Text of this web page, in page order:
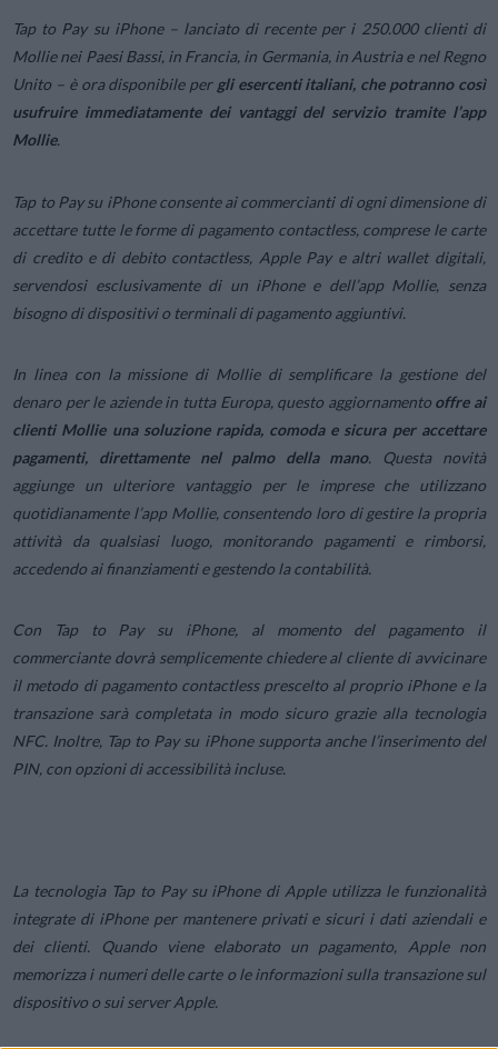
Tap to Pay su iPhone – lanciato di recente per i 250.000 clienti di
Mollie nei Paesi Bassi, in Francia, in Germania, in Austria e nel Regno
Unito – è ora disponibile per gli esercenti italiani, che potranno così
usufruire immediatamente dei vantaggi del servizio tramite l’app
Mollie.
Tap to Pay su iPhone consente ai commercianti di ogni dimensione di
accettare tutte le forme di pagamento contactless, comprese le carte
di credito e di debito contactless, Apple Pay e altri wallet digitali,
servendosi esclusivamente di un iPhone e dell’app Mollie, senza
bisogno di dispositivi o terminali di pagamento aggiuntivi.
In linea con la missione di Mollie di semplificare la gestione del
denaro per le aziende in tutta Europa, questo aggiornamento offre ai
clienti Mollie una soluzione rapida, comoda e sicura per accettare
pagamenti, direttamente nel palmo della mano. Questa novità
aggiunge un ulteriore vantaggio per le imprese che utilizzano
quotidianamente l’app Mollie, consentendo loro di gestire la propria
attività da qualsiasi luogo, monitorando pagamenti e rimborsi,
accedendo ai finanziamenti e gestendo la contabilità.
Con Tap to Pay su iPhone, al momento del pagamento il
commerciante dovrà semplicemente chiedere al cliente di avvicinare
il metodo di pagamento contactless prescelto al proprio iPhone e la
transazione sarà completata in modo sicuro grazie alla tecnologia
NFC. Inoltre, Tap to Pay su iPhone supporta anche l’inserimento del
PIN, con opzioni di accessibilità incluse.
La tecnologia Tap to Pay su iPhone di Apple utilizza le funzionalità
integrate di iPhone per mantenere privati e sicuri i dati aziendali e
dei clienti. Quando viene elaborato un pagamento, Apple non
memorizza i numeri delle carte o le informazioni sulla transazione sul
dispositivo o sui server Apple.